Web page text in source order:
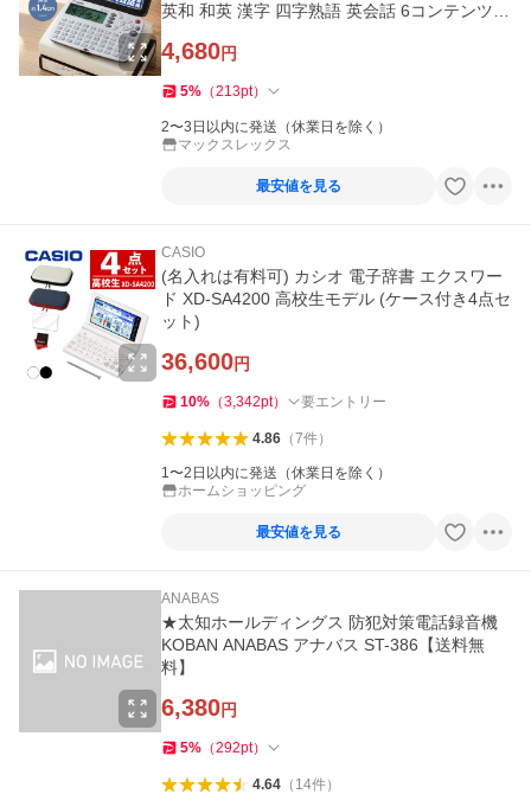
英和 和英 漢字 四字熟語 英会話 6コンテンツ
4,680円
5% （213pt）
2〜3日以内に発送（休業日を除く）
マックスレックス
最安値を見る
CASIO
(名入れは有料可) カシオ 電子辞書 エクスワー
ド XD-SA4200 高校生モデル (ケース付き4点セ
ット)
36,600円
10% （3,342pt） 要エントリー
4.86（7件）
1〜2日以内に発送（休業日を除く）
ホームショッピング
最安値を見る
ANABAS
★太知ホールディングス 防犯対策電話録音機
KOBAN ANABAS アナバス ST-386【送料無
料】
6,380円
5% （292pt）
4.64（ 14件）